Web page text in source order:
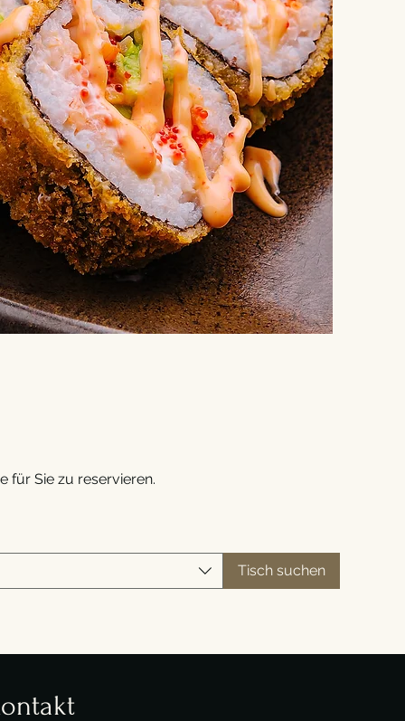
für Sie zu reservieren.
Tisch suchen